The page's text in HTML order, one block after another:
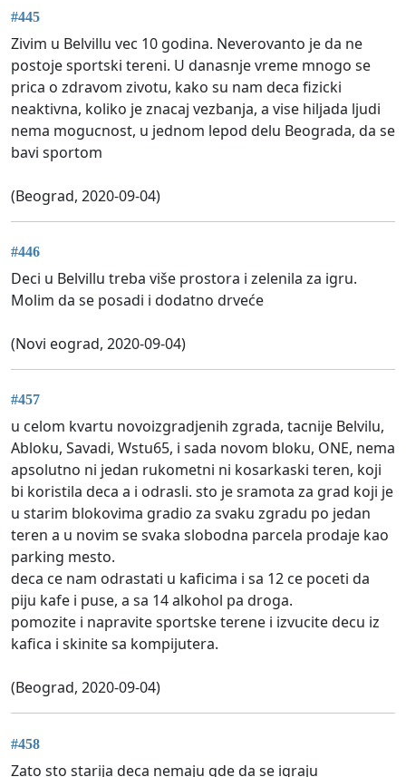
#445
Zivim u Belvillu vec 10 godina. Neverovanto je da ne
postoje sportski tereni. U danasnje vreme mnogo se
prica o zdravom zivotu, kako su nam deca fizicki
neaktivna, koliko je znacaj vezbanja, a vise hiljada ljudi
nema mogucnost, u jednom lepod delu Beograda, da se
bavi sportom
(Beograd, 2020-09-04)
#446
Deci u Belvillu treba više prostora i zelenila za igru.
Molim da se posadi i dodatno drveće
(Novi eograd, 2020-09-04)
#457
u celom kvartu novoizgradjenih zgrada, tacnije Belvilu,
Abloku, Savadi, Wstu65, i sada novom bloku, ONE, nema
apsolutno ni jedan rukometni ni kosarkaski teren, koji
bi koristila deca a i odrasli. sto je sramota za grad koji je
u starim blokovima gradio za svaku zgradu po jedan
teren a u novim se svaka slobodna parcela prodaje kao
parking mesto.
deca ce nam odrastati u kaficima i sa 12 ce poceti da
piju kafe i puse, a sa 14 alkohol pa droga.
pomozite i napravite sportske terene i izvucite decu iz
kafica i skinite sa kompijutera.
(Beograd, 2020-09-04)
#458
Zato sto starija deca nemaju gde da se igraju